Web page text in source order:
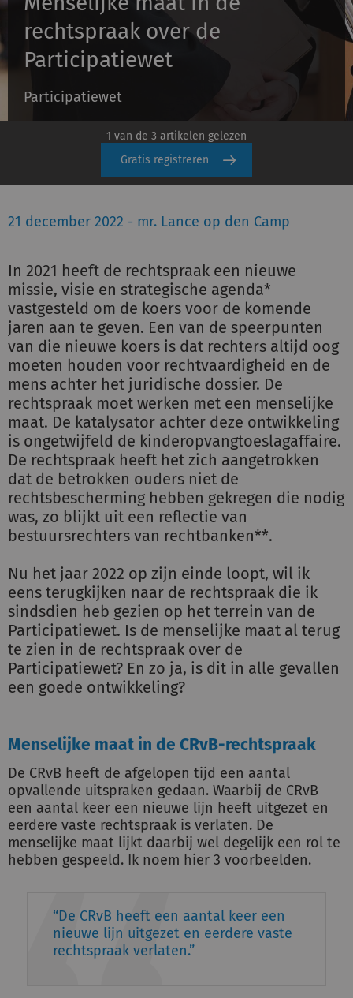
Inloggen
rechtspraak over de
Participatiewet
Participatiewet
1 van de 3 artikelen gelezen
Gratis registreren
21 december 2022 - mr. Lance op den Camp
In 2021 heeft de rechtspraak een nieuwe
missie, visie en strategische agenda*
vastgesteld om de koers voor de komende
jaren aan te geven. Een van de speerpunten
van die nieuwe koers is dat rechters altijd oog
moeten houden voor rechtvaardigheid en de
mens achter het juridische dossier. De
rechtspraak moet werken met een menselijke
maat. De katalysator achter deze ontwikkeling
is ongetwijfeld de kinderopvangtoeslagaffaire.
De rechtspraak heeft het zich aangetrokken
dat de betrokken ouders niet de
rechtsbescherming hebben gekregen die nodig
was, zo blijkt uit een reflectie van
bestuursrechters van rechtbanken**.
Nu het jaar 2022 op zijn einde loopt, wil ik
eens terugkijken naar de rechtspraak die ik
sindsdien heb gezien op het terrein van de
Participatiewet. Is de menselijke maat al terug
te zien in de rechtspraak over de
Participatiewet? En zo ja, is dit in alle gevallen
een goede ontwikkeling?
Menselijke maat in de CRvB-rechtspraak
De CRvB heeft de afgelopen tijd een aantal
opvallende uitspraken gedaan. Waarbij de CRvB
een aantal keer een nieuwe lijn heeft uitgezet en
eerdere vaste rechtspraak is verlaten. De
menselijke maat lijkt daarbij wel degelijk een rol te
hebben gespeeld. Ik noem hier 3 voorbeelden.
De CRvB heeft een aantal keer een
nieuwe lijn uitgezet en eerdere vaste
rechtspraak verlaten.